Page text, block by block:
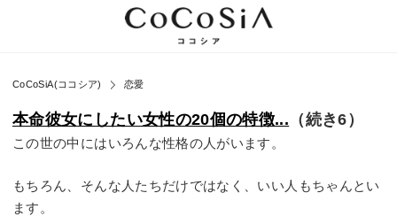
CoCoSiA(ココシア) 恋愛
本命彼女にしたい女性の20個の特徴... （続き6）
この世の中にはいろんな性格の人がいます。
もちろん、そんな人たちだけではなく、いい人もちゃんとい
ます。